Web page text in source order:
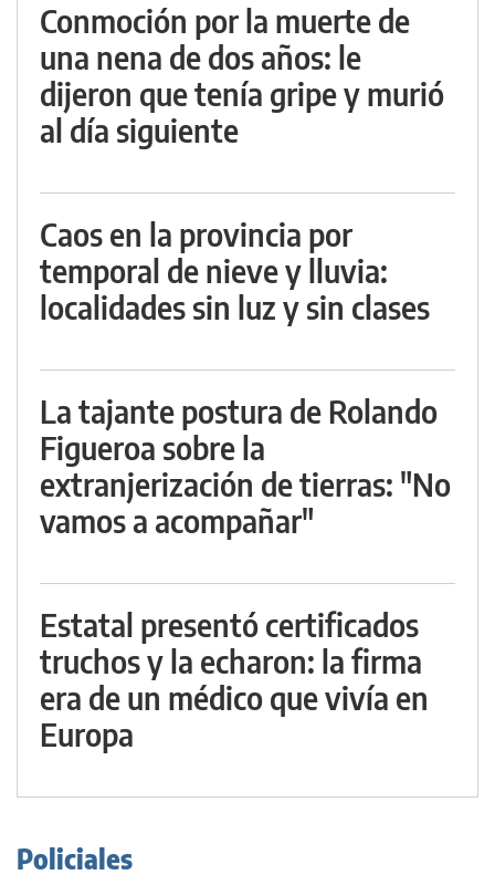
Conmoción por la muerte de
una nena de dos años: le
dijeron que tenía gripe y murió
al día siguiente
Caos en la provincia por
temporal de nieve y lluvia:
localidades sin luz y sin clases
La tajante postura de Rolando
Figueroa sobre la
extranjerización de tierras: "No
vamos a acompañar"
Estatal presentó certificados
truchos y la echaron: la firma
era de un médico que vivía en
Europa
Policiales